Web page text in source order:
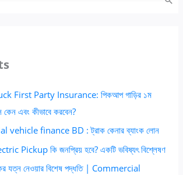
First Party Insurance: পিকআপ গাড়ির ১ম
কেন এবং কীভাবে করবেন?
vehicle finance BD : ট্রাক কেনার ব্যাংক লোন
Pickup কি জনপ্রিয় হবে? একটি ভবিষ্যৎ বিশ্লেষণ
যত্ন নেওয়ার বিশেষ পদ্ধতি | Commercial